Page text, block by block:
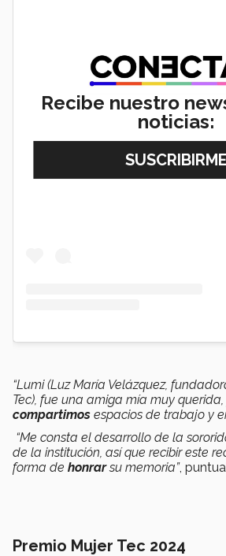
View this post on
“Lumi (Luz María Velázquez,
Tec), fue una amiga mía muy
compartimos espacios de trabajo y
“Me consta el desarrollo de la
de la institución, así que recibir este
forma de honrarsu memoria”,
Premio Mujer Tec 2024
Recibe nuestro
noticias: